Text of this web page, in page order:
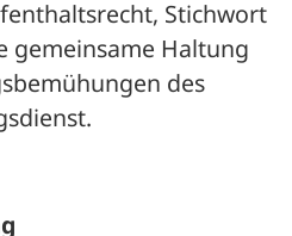
Stichwort
gemeinsame Haltung
des